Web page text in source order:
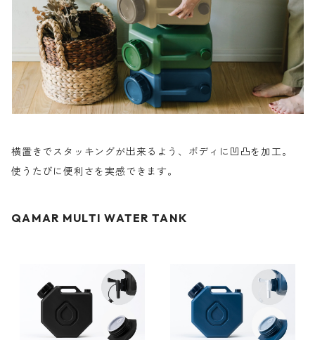
横置きでスタッキングが出来るよう、ボディに凹凸を加工。
使うたびに便利さを実感できます。
QAMAR MULTI WATER TANK